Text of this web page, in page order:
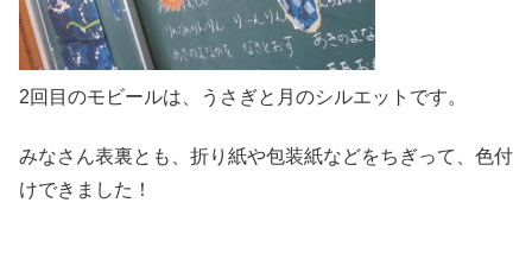
2回目のモビールは、うさぎと月のシルエットです。
みなさん表裏とも、折り紙や包装紙などをちぎって、色付
けできました！